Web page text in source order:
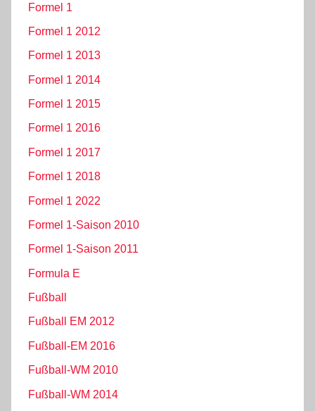
Formel 1
Formel 1 2012
Formel 1 2013
Formel 1 2014
Formel 1 2015
Formel 1 2016
Formel 1 2017
Formel 1 2018
Formel 1 2022
Formel 1-Saison 2010
Formel 1-Saison 2011
Formula E
Fußball
Fußball EM 2012
Fußball-EM 2016
Fußball-WM 2010
Fußball-WM 2014